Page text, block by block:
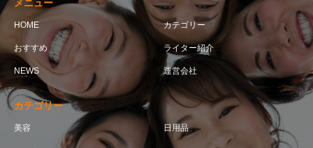
メニュー
HOME カテゴリー
おすすめ ライター紹介
NEWS 運営会社
カテゴリー
美容 日用品